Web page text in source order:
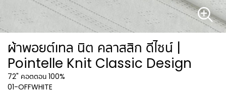
ผ้าพอยต์เทล นิต คลาสสิก ดีไซน์ |
Pointelle Knit Classic Design
72" คอตตอน 100%
01-OFFWHITE